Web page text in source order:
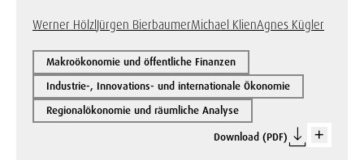
Werner HölzlJürgen BierbaumerMichael KlienAgnes Kügler
Makroökonomie und öffentliche Finanzen
Industrie-, Innovations- und internationale Ökonomie
Regionalökonomie und räumliche Analyse
Download (PDF)